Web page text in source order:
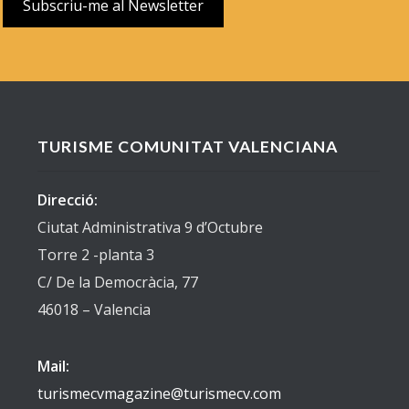
TURISME COMUNITAT VALENCIANA
Direcció:
Ciutat Administrativa 9 d’Octubre
Torre 2 -planta 3
C/ De la Democràcia, 77
46018 – Valencia
Mail:
turismecvmagazine@turismecv.com